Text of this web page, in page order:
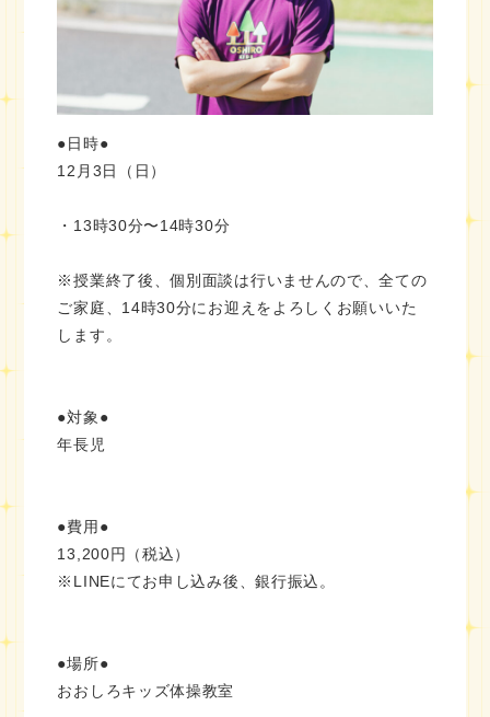
●日時●
12月3日（日）
・13時30分〜14時30分
※授業終了後、個別面談は行いませんので、全ての
ご家庭、14時30分にお迎えをよろしくお願いいた
します。
●対象●
年長児
●費用●
13,200円（税込）
※LINEにてお申し込み後、銀行振込。
●場所●
おおしろキッズ体操教室